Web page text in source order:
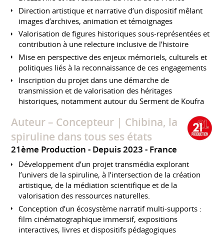
Direction artistique et narrative d’un dispositif mêlant
images d’archives, animation et témoignages
Valorisation de figures historiques sous-représentées et
contribution à une relecture inclusive de l’histoire
Mise en perspective des enjeux mémoriels, culturels et
politiques liés à la reconnaissance de ces engagements
Inscription du projet dans une démarche de
transmission et de valorisation des héritages
historiques, notamment autour du Serment de Koufra
Auteur – Concepteur | Chibina, la
spiruline dans tous ses états
21ème Production Depuis 2023 France
Développement d’un projet transmédia explorant
l’univers de la spiruline, à l’intersection de la création
artistique, de la médiation scientifique et de la
valorisation des ressources naturelles.
Conception d’un écosystème narratif multi-supports :
film cinématographique immersif, expositions
interactives, livres et dispositifs pédagogiques